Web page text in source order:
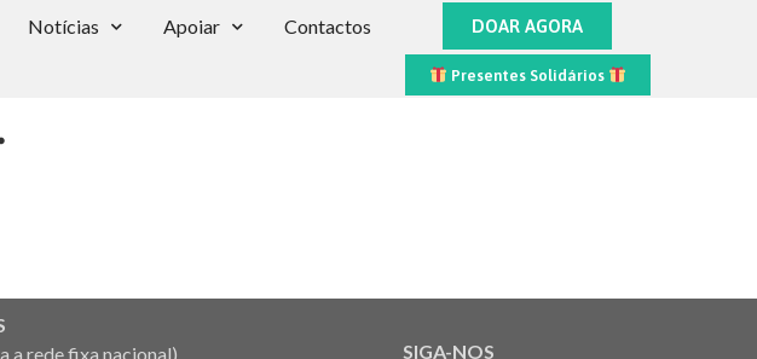
Notícias Apoiar Contactos DOAR AGORA
Presentes Solidários
a rede fixa nacional)
SIGA-NOS